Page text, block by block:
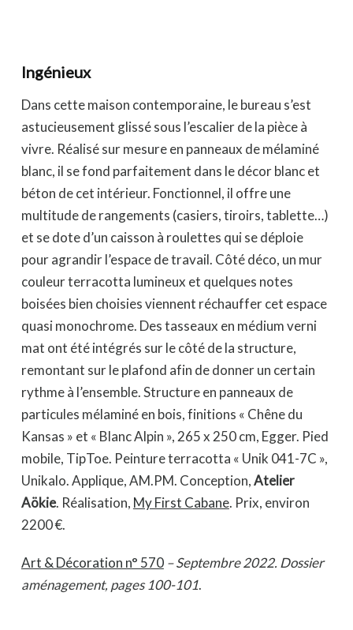
Ingénieux
Dans cette maison contemporaine, le bureau s’est
astucieusement glissé sous l’escalier de la pièce à
vivre. Réalisé sur mesure en panneaux de mélaminé
blanc, il se fond parfaitement dans le décor blanc et
béton de cet intérieur. Fonctionnel, il offre une
multitude de rangements (casiers, tiroirs, tablette…)
et se dote d’un caisson à roulettes qui se déploie
pour agrandir l’espace de travail. Côté déco, un mur
couleur terracotta lumineux et quelques notes
boisées bien choisies viennent réchauffer cet espace
quasi monochrome. Des tasseaux en médium verni
mat ont été intégrés sur le côté de la structure,
remontant sur le plafond afin de donner un certain
rythme à l’ensemble. Structure en panneaux de
particules mélaminé en bois, finitions « Chêne du
Kansas » et « Blanc Alpin », 265 x 250 cm, Egger. Pied
mobile, TipToe. Peinture terracotta « Unik 041-7C »,
Unikalo. Applique, AM.PM. Conception,Atelier
Aökie. Réalisation, My First Cabane. Prix, environ
2200 €.
Art & Décoration n° 570– Septembre 2022. Dossier
aménagement, pages 100-101.